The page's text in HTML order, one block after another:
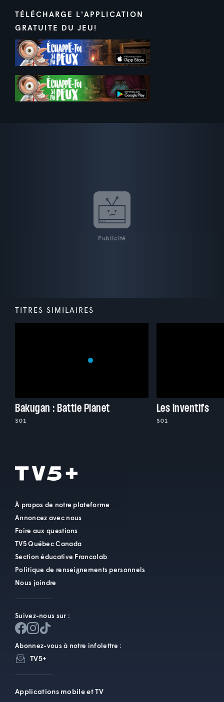
TÉLÉCHARGE L'APPLICATION
GRATUITE DU JEU!
Publicité
TITRES SIMILAIRES
Bakugan : Battle Planet
S01
Les inventifs
S01
À propos de notre plateforme
Annoncez avec nous
Foire aux questions
TV5 Québec Canada
Section éducative Francolab
Politique de renseignements personnels
Nous joindre
Suivez-nous sur :
Abonnez-vous à notre infolettre :
TV5+
Applications mobile et TV